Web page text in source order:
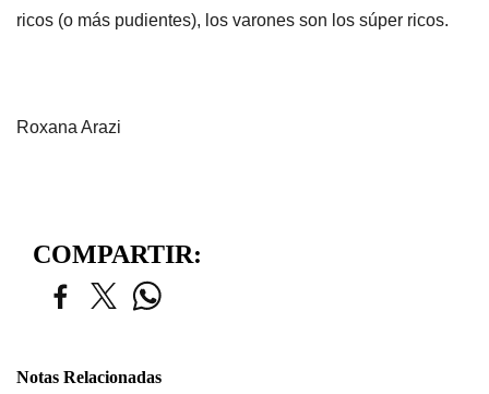
ricos (o más pudientes), los varones son los súper ricos.
Roxana Arazi
COMPARTIR:
Notas Relacionadas